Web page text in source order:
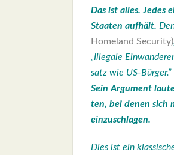
Das ist alles. Jedes
Staa­ten auf­hält.
Home­land Secu­ri­ty)
„Ille­ga­le
satz wie US-Bür­ger.”
Sein Argu­ment
ten, bei denen sich
ein­zu­schla­gen.
Dies ist ein